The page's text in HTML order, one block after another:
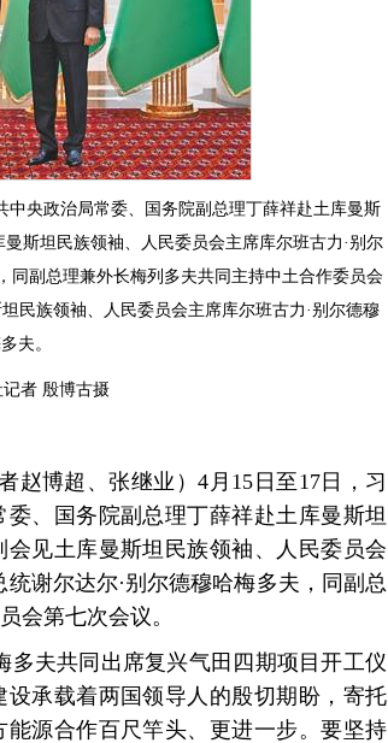
中央政治局常委、国务院副总理丁薛祥赴土库曼斯
斯坦民族领袖、人民委员会主席库尔班古力·别尔
同副总理兼外长梅列多夫共同主持中土合作委员会
民族领袖、人民委员会主席库尔班古力·别尔德穆
夫。
记者 殷博古摄
赵博超、张继业）4月15日至17日，习
、国务院副总理丁薛祥赴土库曼斯坦
见土库曼斯坦民族领袖、人民委员会
谢尔达尔·别尔德穆哈梅多夫，同副总
会第七次会议。
多夫共同出席复兴气田四期项目开工仪
承载着两国领导人的殷切期盼，寄托
源合作百尺竿头、更进一步。要坚持